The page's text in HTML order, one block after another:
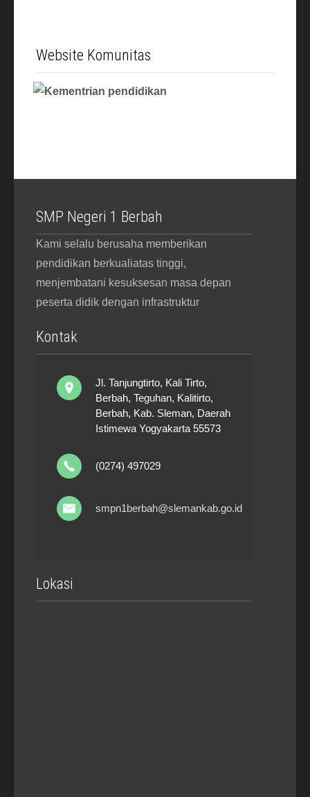
Website Komunitas
SMP Negeri 1 Berbah
Kami selalu berusaha memberikan
pendidikan berkualiatas tinggi,
menjembatani kesuksesan masa depan
peserta didik dengan infrastruktur
Kontak
Jl. Tanjungtirto, Kali Tirto,
Berbah, Teguhan, Kalitirto,
Berbah, Kab. Sleman, Daerah
Istimewa Yogyakarta 55573
(0274) 497029
smpn1berbah@slemankab.go.id
Lokasi